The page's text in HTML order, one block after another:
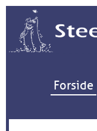
Forside
Søg